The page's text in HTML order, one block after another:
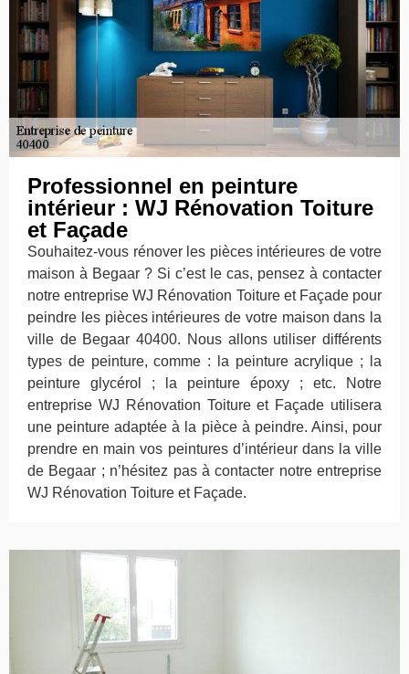
Professionnel en peinture
intérieur : WJ Rénovation Toiture
et Façade
Souhaitez-vous rénover les pièces intérieures de votre
maison à Begaar ? Si c’est le cas, pensez à contacter
notre entreprise WJ Rénovation Toiture et Façade pour
peindre les pièces intérieures de votre maison dans la
ville de Begaar 40400. Nous allons utiliser différents
types de peinture, comme : la peinture acrylique ; la
peinture glycérol ; la peinture époxy ; etc. Notre
entreprise WJ Rénovation Toiture et Façade utilisera
une peinture adaptée à la pièce à peindre. Ainsi, pour
prendre en main vos peintures d’intérieur dans la ville
de Begaar ; n’hésitez pas à contacter notre entreprise
WJ Rénovation Toiture et Façade.